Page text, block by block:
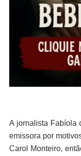
A jornalista Fabíola
emissora por
Carol Monteiro,